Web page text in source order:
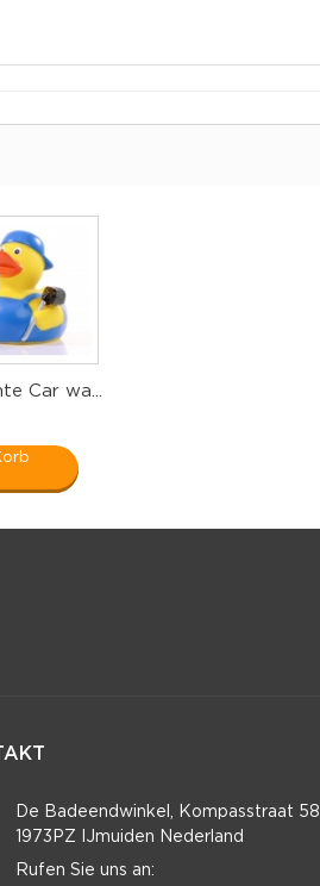
Car wa...
De Badeendwinkel, Kompasstraat 58
1973PZ IJmuiden Nederland
Rufen Sie uns an: